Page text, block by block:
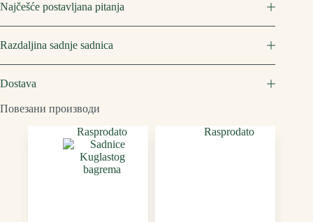
Najčešće postavljana pitanja
Razdaljina sadnje sadnica
Dostava
Повезани производи
Rasprodato
Rasprodato